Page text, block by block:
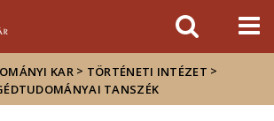
sajtóban
KAR > TÖRTÉNETI INTÉZET >
TANSZÉK